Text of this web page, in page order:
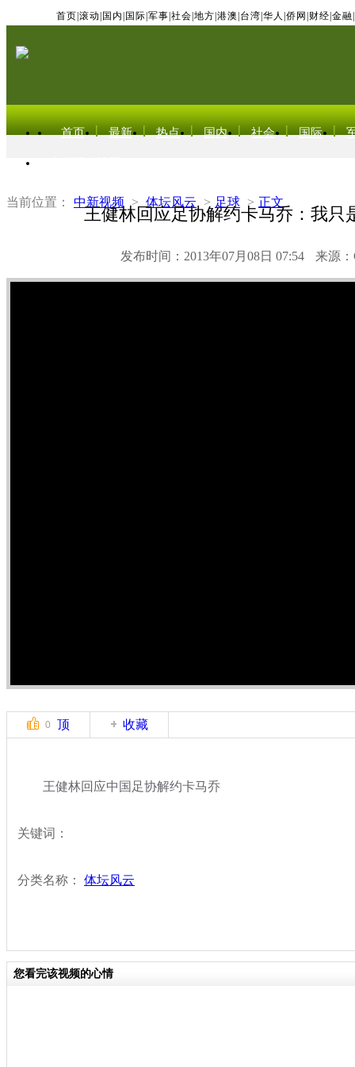
首页 滚动 国内 国际 军事 社会 地方 港澳 台湾 华人 侨网 财经 金融
首页 最新 热点 国内 社会 国际
当前位置： 中新视频 > 体坛风云 > 足球 > 正文
王健林回应足协解约卡马乔：我只
发布时间：2013年07月08日 07:54 来源
0 顶 收藏
王健林回应中国足协解约卡马乔
关键词：
分类名称： 体坛风云
您看完该视频的心情